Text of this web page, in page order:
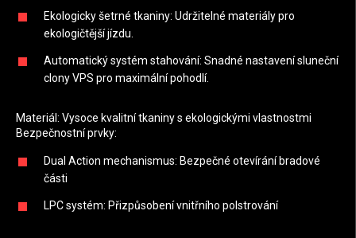
Ekologicky šetrné tkaniny: Udržitelné materiály pro
ekologičtější jízdu.
Automatický systém stahování: Snadné nastavení sluneční
clony VPS pro maximální pohodlí.
Materiál: Vysoce kvalitní tkaniny s ekologickými vlastnostmi
Bezpečnostní prvky:
Dual Action mechanismus: Bezpečné otevírání bradové
části
LPC systém: Přizpůsobení vnitřního polstrování